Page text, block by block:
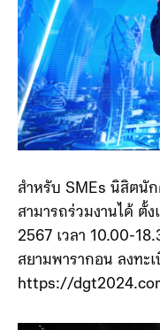
สำหรับ SMEs นิสิตนั
สามารถร่วมงานได้
2567 เวลา 10.00-
สยามพารากอน ลงทะ
https://